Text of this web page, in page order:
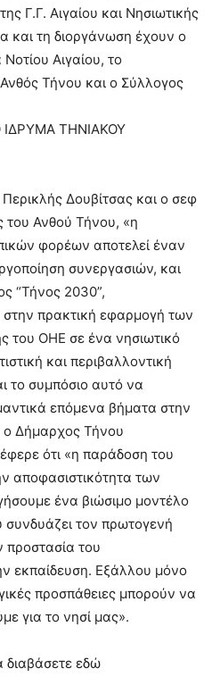
Γ.Γ. Αιγαίου και Νησιωτικής
και τη διοργάνωση έχουν ο
Αιγαίου, το
Τήνου και ο Σύλλογος
ΙΔΡΥΜΑ ΤΗΝΙΑΚΟΥ
Δουβίτσας και ο σεφ
του Ανθού Τήνου, «η
φορέων αποτελεί έναν
συνεργασιών, και
“Τήνος 2030”,
πρακτική εφαρμογή των
του ΟΗΕ σε ένα νησιωτικό
και περιβαλλοντική
το συμπόσιο αυτό να
επόμενα βήματα στην
ο Δήμαρχος Τήνου
ότι «η παράδοση του
αποφασιστικότητα των
ένα βιώσιμο μοντέλο
συνδυάζει τον πρωτογενή
προστασία του
εκπαίδευση. Εξάλλου μόνο
προσπάθειες μπορούν να
για το νησί μας».
διαβάσετε εδώ